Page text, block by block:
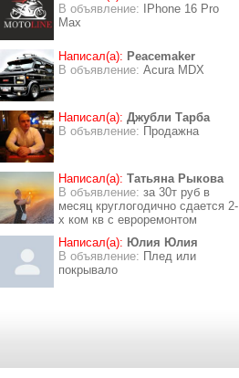
В объявление:
IPhone 16 Pro
Max
Написал(а): Peacemaker
В объявление: Acura MDX
Написал(а): Джубли Тарба
В объявление: Продажна
Написал(а): Татьяна Рыкова
В объявление: за 30т руб в
месяц круглогодично сдается 2-
х ком кв с евроремонтом
Написал(а): Юлия Юлия
В объявление: Плед или
покрывало